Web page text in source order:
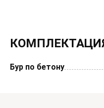
Бур по бетону